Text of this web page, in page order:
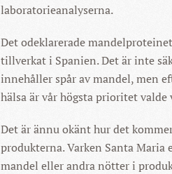
laboratorieanalyserna.
Det odeklarerade
tillverkat i Spanien. Det är inte
innehåller spår av mandel, men
hälsa är vår högsta prioritet
Det är ännu okänt hur det
produkterna. Varken Santa
mandel eller andra nötter i